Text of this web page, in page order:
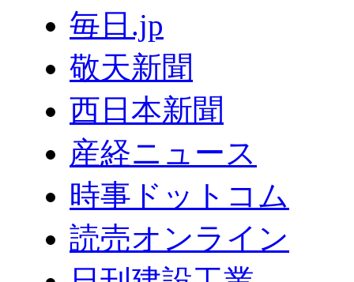
毎日.jp
敬天新聞
西日本新聞
産経ニュース
時事ドットコム
読売オンライン